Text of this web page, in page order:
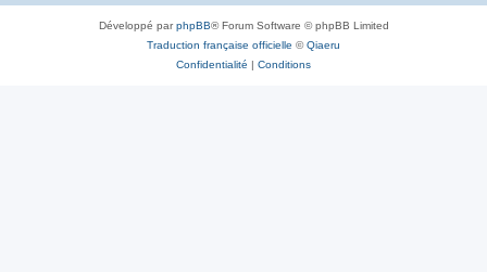
Développé parphpBB® Forum Software © phpBB Limited
Traduction française officielle ©Qiaeru
Confidentialité | Conditions